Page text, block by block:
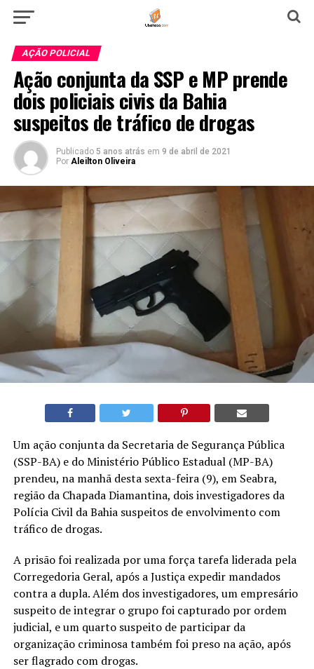
AÇÃO POLICIAL
Ação conjunta da SSP e MP prende
dois policiais civis da Bahia
suspeitos de tráfico de drogas
Publicado 5 anos atrás em 9 de abril de 2021
Por Aleilton Oliveira
Um ação conjunta da Secretaria de Segurança Pública
(SSP-BA) e do Ministério Público Estadual (MP-BA)
prendeu, na manhã desta sexta-feira (9), em Seabra,
região da Chapada Diamantina, dois investigadores da
Polícia Civil da Bahia suspeitos de envolvimento com
tráfico de drogas.
A prisão foi realizada por uma força tarefa liderada pela
Corregedoria Geral, após a Justiça expedir mandados
contra a dupla. Além dos investigadores, um empresário
suspeito de integrar o grupo foi capturado por ordem
judicial, e um quarto suspeito de participar da
organização criminosa também foi preso na ação, após
ser flagrado com drogas.